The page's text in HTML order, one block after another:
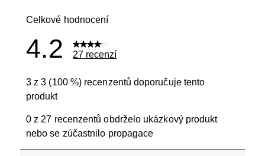
Celkové hodnocení
4.2 27 recenzí
3 z 3 (100 %) recenzentů doporučuje tento
produkt
0 z 27 recenzentů obdrželo ukázkový produkt
nebo se zúčastnilo propagace